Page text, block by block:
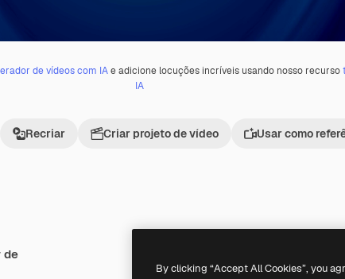
de vídeos com IAe adicione locuções incríveis usando nosso recurso
IA
Recriar Criar projeto de vídeo Usar como
de
By clicking “Accept All Cookies”, you